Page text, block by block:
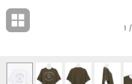
1 /